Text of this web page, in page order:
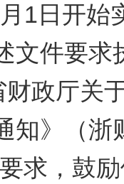
1日开
文件要求
政厅关
知》（浙
求，鼓